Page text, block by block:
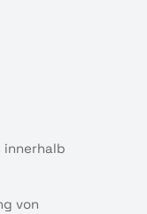
innerhalb
von